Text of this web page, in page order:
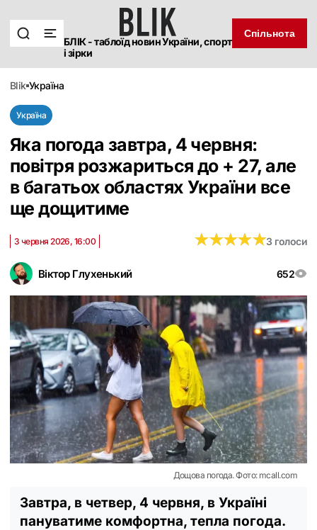
БЛІК - таблоїд новин України, спорт
і зірки
Спільнота
blik україна
Україна
Яка погода завтра, 4 червня:
повітря розжариться до + 27, але
в багатьох областях України все
ще дощитиме
Віктор Глухенький 652
3 червня 2026, 16:00 ★★★★★
★★★★★3 голоси
Дощова погода. Фото: mcall.com
Завтра, в четвер, 4 червня, в Україні
пануватиме комфортна, тепла погода.